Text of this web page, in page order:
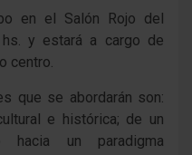
en el Salón Rojo del
y estará a cargo de
centro.
que se abordarán son:
e histórica; de un
hacia un paradigma